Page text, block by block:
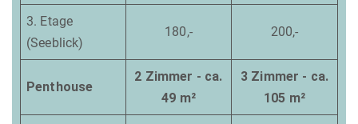
3. Etage
(Seeblick)
180,- 200,-
Penthouse
2 Zimmer - ca.
49 m²
3 Zimmer - ca.
105 m²